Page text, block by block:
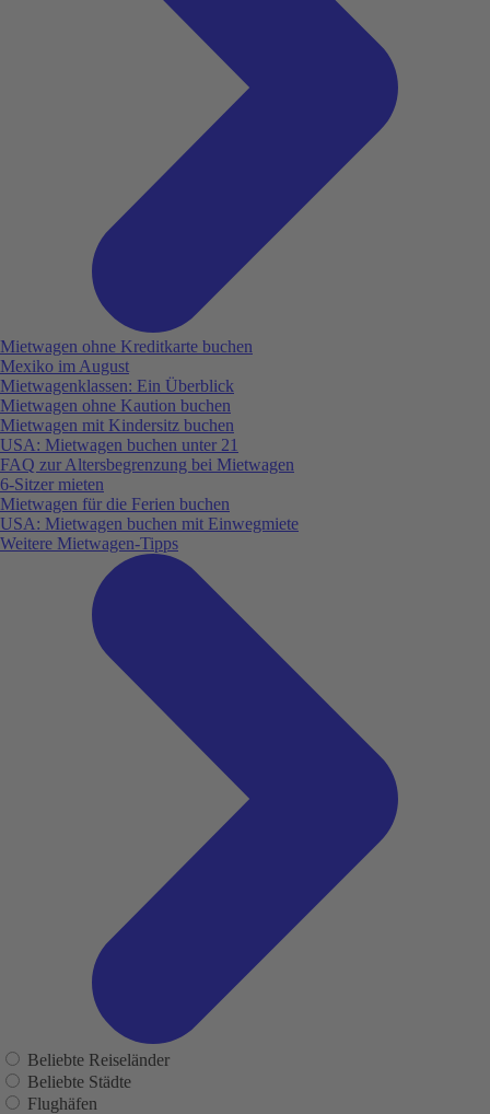
Mietwagen ohne Kreditkarte buchen
Mexiko im August
Mietwagenklassen: Ein Überblick
Mietwagen ohne Kaution buchen
Mietwagen mit Kindersitz buchen
USA: Mietwagen buchen unter 21
FAQ zur Altersbegrenzung bei Mietwagen
6-Sitzer mieten
Mietwagen für die Ferien buchen
USA: Mietwagen buchen mit Einwegmiete
Weitere Mietwagen-Tipps
Beliebte Reiseländer
Beliebte Städte
Flughäfen